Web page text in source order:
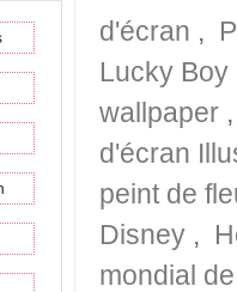
d'écran ,
Lucky Boy
wallpaper
d'écran
peint de
Disney ,
mondial